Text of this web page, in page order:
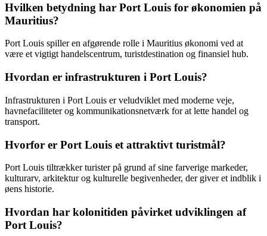
Hvilken betydning har Port Louis for økonomien på
Mauritius?
Port Louis spiller en afgørende rolle i Mauritius økonomi ved at
være et vigtigt handelscentrum, turistdestination og finansiel hub.
Hvordan er infrastrukturen i Port Louis?
Infrastrukturen i Port Louis er veludviklet med moderne veje,
havnefaciliteter og kommunikationsnetværk for at lette handel og
transport.
Hvorfor er Port Louis et attraktivt turistmål?
Port Louis tiltrækker turister på grund af sine farverige markeder,
kulturarv, arkitektur og kulturelle begivenheder, der giver et indblik i
øens historie.
Hvordan har kolonitiden påvirket udviklingen af
Port Louis?